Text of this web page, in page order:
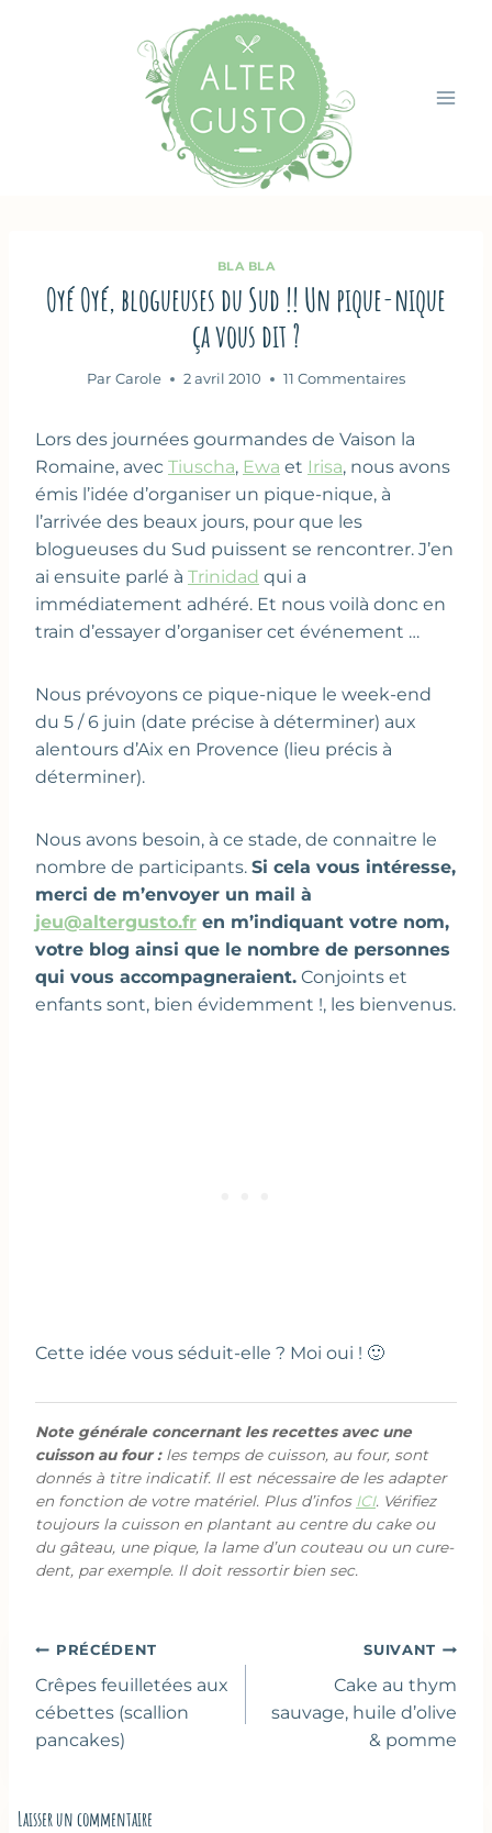
BLA BLA
Oyé Oyé, blogueuses du Sud !! Un pique-nique
ça vous dit ?
Par Carole 2 avril 2010 11 Commentaires
Lors des journées gourmandes de Vaison la
Romaine, avec Tiuscha, Ewa et Irisa, nous avons
émis l’idée d’organiser un pique-nique, à
l’arrivée des beaux jours, pour que les
blogueuses du Sud puissent se rencontrer. J’en
ai ensuite parlé à Trinidad qui a
immédiatement adhéré. Et nous voilà donc en
train d’essayer d’organiser cet événement …
Nous prévoyons ce pique-nique le week-end
du 5 / 6 juin (date précise à déterminer) aux
alentours d’Aix en Provence (lieu précis à
déterminer).
Nous avons besoin, à ce stade, de connaitre le
nombre de participants. Si cela vous intéresse,
merci de m’envoyer un mail à
jeu@altergusto.fr en m’indiquant votre nom,
votre blog ainsi que le nombre de personnes
qui vous accompagneraient. Conjoints et
enfants sont, bien évidemment !, les bienvenus.
Cette idée vous séduit-elle ? Moi oui ! 🙂
Note générale concernant les recettes avec une
cuisson au four :les temps de cuisson, au four, sont
donnés à titre indicatif. Il est nécessaire de les adapter
en fonction de votre matériel. Plus d’infos ICI. Vérifiez
toujours la cuisson en plantant au centre du cake ou
du gâteau, une pique, la lame d’un couteau ou un cure-
dent, par exemple. Il doit ressortir bien sec.
Navigation
de
l’article
PRÉCÉDENT
Crêpes feuilletées aux
cébettes (scallion
pancakes)
SUIVANT
Cake au thym
sauvage, huile d’olive
& pomme
Laisser un commentaire